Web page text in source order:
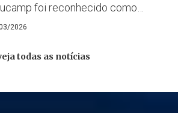
foi reconhecido como…
2026
todas as notícias